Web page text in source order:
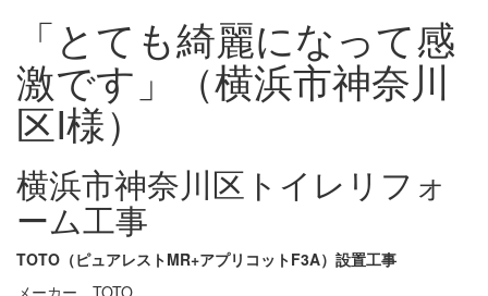
「とても綺麗になって感
激です」（横浜市神奈川
区I様）
横浜市神奈川区トイレリフォ
ーム工事
TOTO（ピュアレストMR+アプリコットF3A）設置工事
メーカー TOTO